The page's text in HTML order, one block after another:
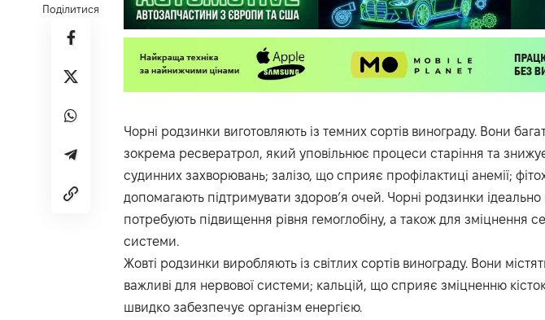
Поділитися
Чорні родзинки виготовляють із темних сортів винограду. Вони
зокрема ресвератрол, який уповільнює процеси старіння та
судинних захворювань; залізо, що сприяє профілактиці анемії;
допомагають підтримувати здоров’я очей. Чорні родзинки ідеально
потребують підвищення рівня гемоглобіну, а також для зміцнення
системи.
Жовті родзинки виробляють із світлих сортів винограду. Вони
важливі для нервової системи; кальцій, що сприяє зміцненню кісток
швидко забезпечує організм енергією.